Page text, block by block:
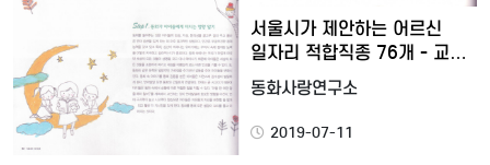
서울시가 제안하는 어르신
일자리 적합직종 76개 - 교…
동화사랑연구소
2019-07-11